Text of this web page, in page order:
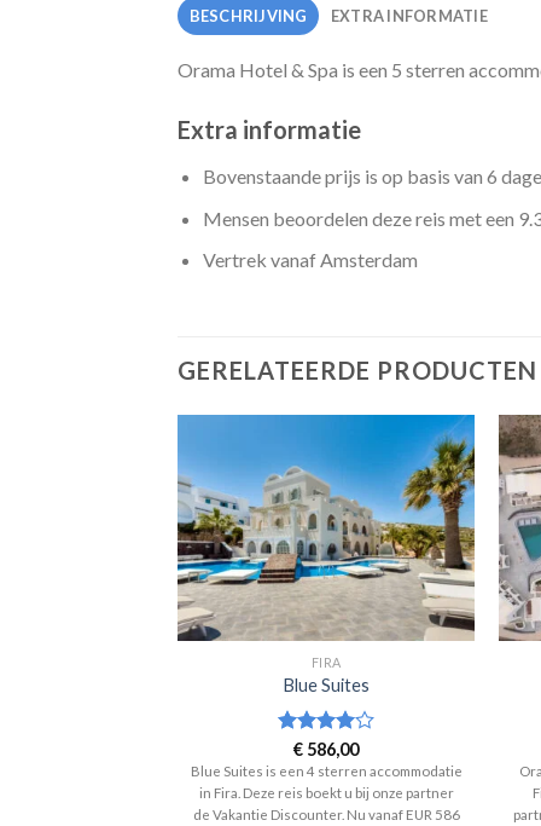
BESCHRIJVING EXTRA INFORMATIE
Orama Hotel & Spa is een 5 sterren
Extra informatie
Bovenstaande prijs is op basis van 6
Mensen beoordelen deze reis met een
Vertrek vanaf Amsterdam
GERELATEERDE PRODUCTEN
FIRA
Blue Suites
Waardering
4uit 5
€ 586,00
Blue Suites is een 4 sterren accommodatie
in Fira. Deze reis boekt u bij onze partner
de Vakantie Discounter. Nu vanaf EUR 586